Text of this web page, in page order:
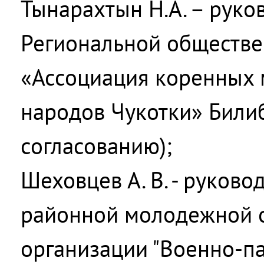
Тынарахтын Н.А. –
Региональной
«Ассоциация
народов Чукотки»
согласованию);
Шеховцев А. В. -
районной молодежной
организации "Военно-